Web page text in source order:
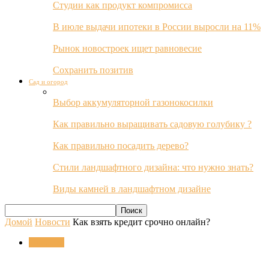
Студии как продукт компромисса
В июле выдачи ипотеки в России выросли на 11%
Рынок новостроек ищет равновесие
Сохранить позитив
Сад и огород
Выбор аккумуляторной газонокосилки
Как правильно выращивать садовую голубику ?
Как правильно посадить дерево?
Стили ландшафтного дизайна: что нужно знать?
Виды камней в ландшафтном дизайне
Домой Новости Как взять кредит срочно онлайн?